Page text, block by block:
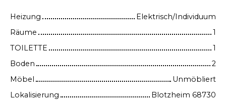
Heizung
Elektrisch/Individuum
Räume
1
TOILETTE
1
Boden
2
Möbel
Unmöbliert
Lokalisierung
Blotzheim 68730